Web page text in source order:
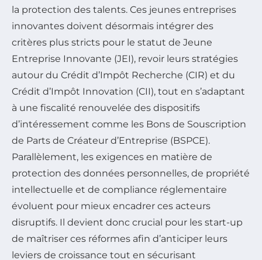
la protection des talents. Ces jeunes entreprises
innovantes doivent désormais intégrer des
critères plus stricts pour le statut de Jeune
Entreprise Innovante (JEI), revoir leurs stratégies
autour du Crédit d’Impôt Recherche (CIR) et du
Crédit d’Impôt Innovation (CII), tout en s’adaptant
à une fiscalité renouvelée des dispositifs
d’intéressement comme les Bons de Souscription
de Parts de Créateur d’Entreprise (BSPCE).
Parallèlement, les exigences en matière de
protection des données personnelles, de propriété
intellectuelle et de compliance réglementaire
évoluent pour mieux encadrer ces acteurs
disruptifs. Il devient donc crucial pour les start-up
de maîtriser ces réformes afin d’anticiper leurs
leviers de croissance tout en sécurisant